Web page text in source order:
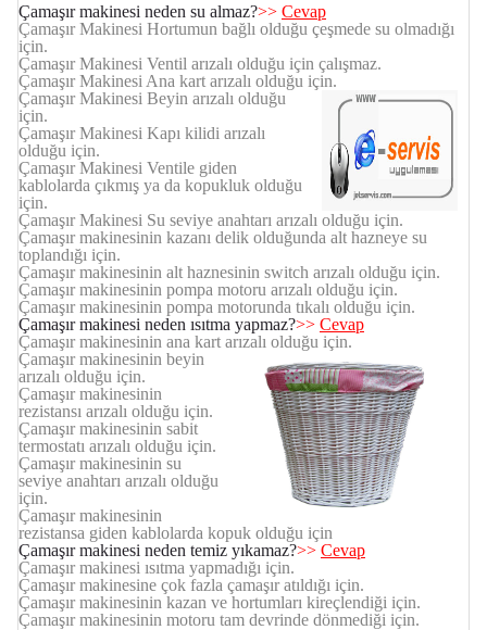
Çamaşır makinesi neden su almaz?>> Cevap
Çamaşır Makinesi Hortumun bağlı olduğu çeşmede su olmadığı
için.
Çamaşır Makinesi Ventil arızalı olduğu için çalışmaz.
Çamaşır Makinesi Ana kart arızalı olduğu için.
Çamaşır Makinesi Beyin arızalı olduğu
için.
Çamaşır Makinesi Kapı kilidi arızalı
olduğu için.
Çamaşır Makinesi Ventile giden
kablolarda çıkmış ya da kopukluk olduğu
için.
Çamaşır Makinesi Su seviye anahtarı arızalı olduğu için.
Çamaşır makinesinin kazanı delik olduğunda alt hazneye su
toplandığı için.
Çamaşır makinesinin alt haznesinin switch arızalı olduğu için.
Çamaşır makinesinin pompa motoru arızalı olduğu için.
Çamaşır makinesinin pompa motorunda tıkalı olduğu için.
Çamaşır makinesi neden ısıtma yapmaz?>> Cevap
Çamaşır makinesinin ana kart arızalı olduğu için.
Çamaşır makinesinin beyin
arızalı olduğu için.
Çamaşır makinesinin
rezistansı arızalı olduğu için.
Çamaşır makinesinin sabit
termostatı arızalı olduğu için.
Çamaşır makinesinin su
seviye anahtarı arızalı olduğu
için.
Çamaşır makinesinin
rezistansa giden kablolarda kopuk olduğu için
Çamaşır makinesi neden temiz yıkamaz?>> Cevap
Çamaşır makinesi ısıtma yapmadığı için.
Çamaşır makinesine çok fazla çamaşır atıldığı için.
Çamaşır makinesinin kazan ve hortumları kireçlendiği için.
Çamaşır makinesinin motoru tam devrinde dönmediği için.